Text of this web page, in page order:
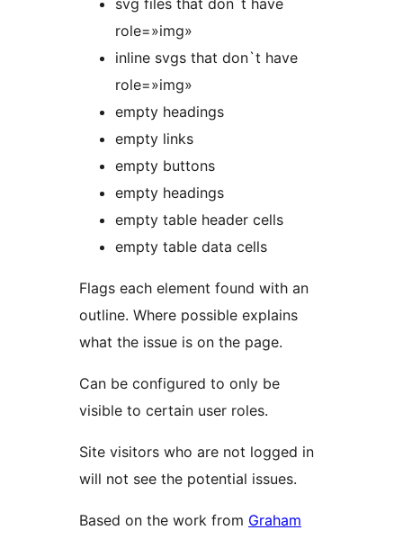
svg files that don`t have
role=»img»
inline svgs that don`t have
role=»img»
empty headings
empty links
empty buttons
empty headings
empty table header cells
empty table data cells
Flags each element found with an
outline. Where possible explains
what the issue is on the page.
Can be configured to only be
visible to certain user roles.
Site visitors who are not logged in
will not see the potential issues.
Based on the work from Graham